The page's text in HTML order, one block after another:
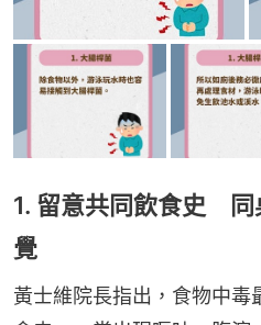
1. 留意共同飲食史 同
覺
黃士維院長指出，食物中毒